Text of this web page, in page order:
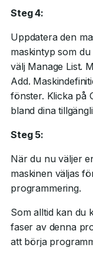
Steg 4:
Uppdatera den
maskintyp som
välj Manage List.
Add.
fönster. Klicka på
bland dina
Steg 5:
När du nu väljer
maskinen väljas
programmering.
Som alltid kan du
faser av denna
att börja